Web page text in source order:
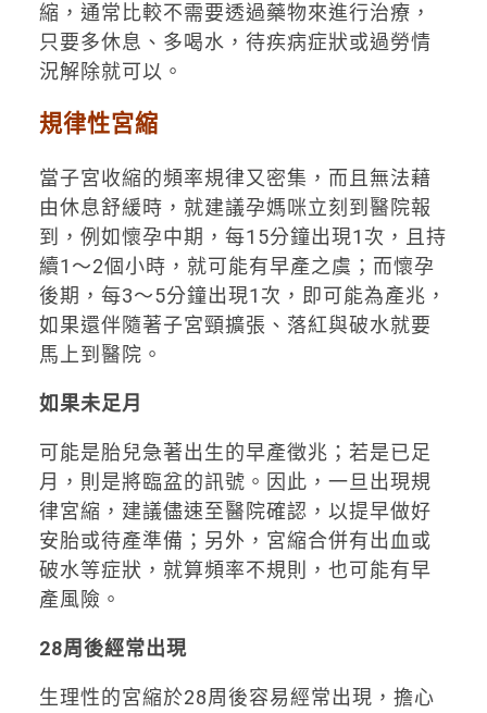
縮，通常比較不需要透過藥物來進行治療，
只要多休息、多喝水，待疾病症狀或過勞情
況解除就可以。
規律性宮縮
當子宮收縮的頻率規律又密集，而且無法藉
由休息舒緩時，就建議孕媽咪立刻到醫院報
到，例如懷孕中期，每15分鐘出現1次，且持
續1～2個小時，就可能有早產之虞；而懷孕
後期，每3～5分鐘出現1次，即可能為產兆，
如果還伴隨著子宮頸擴張、落紅與破水就要
馬上到醫院。
如果未足月
可能是胎兒急著出生的早產徵兆；若是已足
月，則是將臨盆的訊號。因此，一旦出現規
律宮縮，建議儘速至醫院確認，以提早做好
安胎或待產準備；另外，宮縮合併有出血或
破水等症狀，就算頻率不規則，也可能有早
產風險。
28周後經常出現
生理性的宮縮於28周後容易經常出現，擔心